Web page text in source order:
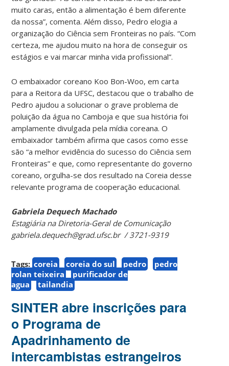
muito caras, então a alimentação é bem diferente
da nossa”, comenta. Além disso, Pedro elogia a
organização do Ciência sem Fronteiras no país. “Com
certeza, me ajudou muito na hora de conseguir os
estágios e vai marcar minha vida profissional”.
O embaixador coreano Koo Bon-Woo, em carta
para a Reitora da UFSC, destacou que o trabalho de
Pedro ajudou a solucionar o grave problema de
poluição da água no Camboja e que sua história foi
amplamente divulgada pela mídia coreana. O
embaixador também afirma que casos como esse
são “a melhor evidência do sucesso do Ciência sem
Fronteiras” e que, como representante do governo
coreano, orgulha-se dos resultado na Coreia desse
relevante programa de cooperação educacional.
Gabriela Dequech Machado
Estagiária na Diretoria-Geral de Comunicação
gabriela.dequech@grad.ufsc.br / 3721-9319
Tags: coreia coreia do sul pedro
pedro
rolan teixeira
purificador de
agua
tailandia
SINTER abre inscrições para
o Programa de
Apadrinhamento de
intercambistas estrangeiros